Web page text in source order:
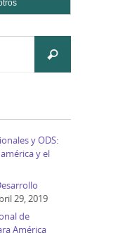
Buscar
y ODS:
y el
29, 2019
de
América